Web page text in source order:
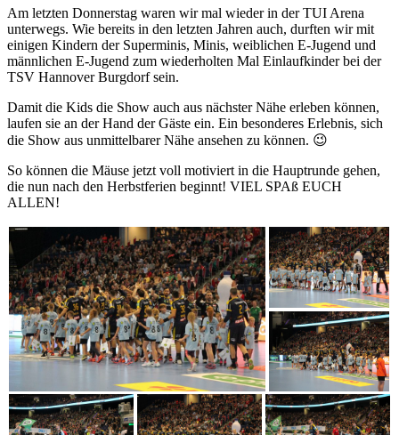
Am letzten Donnerstag waren wir mal wieder in der TUI Arena
unterwegs. Wie bereits in den letzten Jahren auch, durften wir mit
einigen Kindern der Superminis, Minis, weiblichen E-Jugend und
männlichen E-Jugend zum wiederholten Mal Einlaufkinder bei der
TSV Hannover Burgdorf sein.
Damit die Kids die Show auch aus nächster Nähe erleben können,
laufen sie an der Hand der Gäste ein. Ein besonderes Erlebnis, sich
die Show aus unmittelbarer Nähe ansehen zu können. 😉
So können die Mäuse jetzt voll motiviert in die Hauptrunde gehen,
die nun nach den Herbstferien beginnt! VIEL SPAß EUCH
ALLEN!